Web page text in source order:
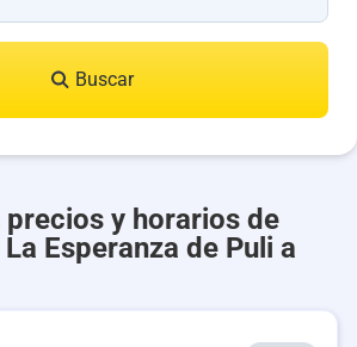
Buscar
y horarios de
Esperanza de Puli a